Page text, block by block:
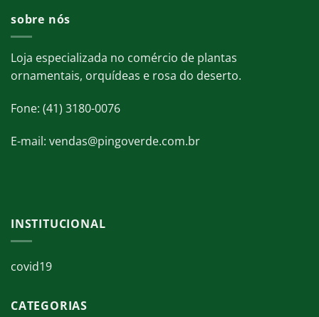
sobre nós
Loja especializada no comércio de plantas
ornamentais, orquídeas e rosa do deserto.
Fone: (41) 3180-0076
E-mail: vendas@pingoverde.com.br
INSTITUCIONAL
covid19
CATEGORIAS